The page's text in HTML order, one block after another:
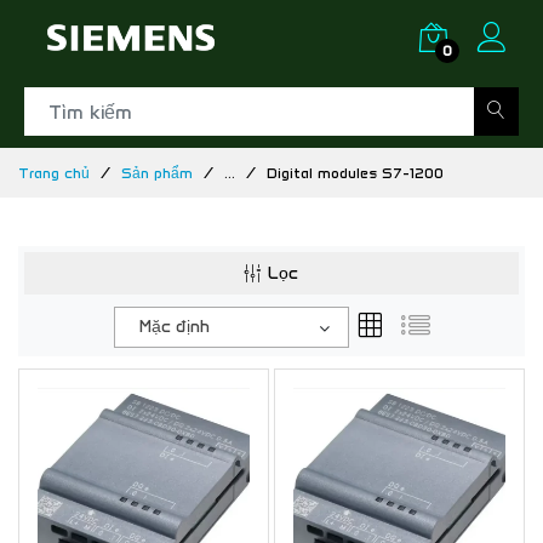
0
Trang chủ Sản phẩm ... Digital modules S7-1200
Lọc
Mặc định